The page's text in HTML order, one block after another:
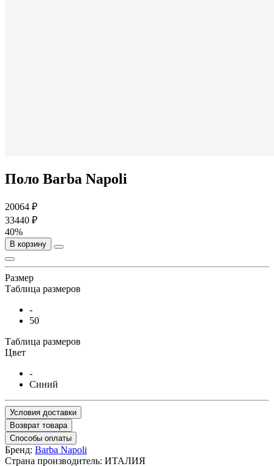
Поло Barba Napoli
20064 ₽
33440 ₽
40%
В корзину
Размер
Таблица размеров
-
50
Таблица размеров
Цвет
-
Синий
Условия доставки
Возврат товара
Способы оплаты
Бренд: Barba Napoli
Страна производитель: ИТАЛИЯ